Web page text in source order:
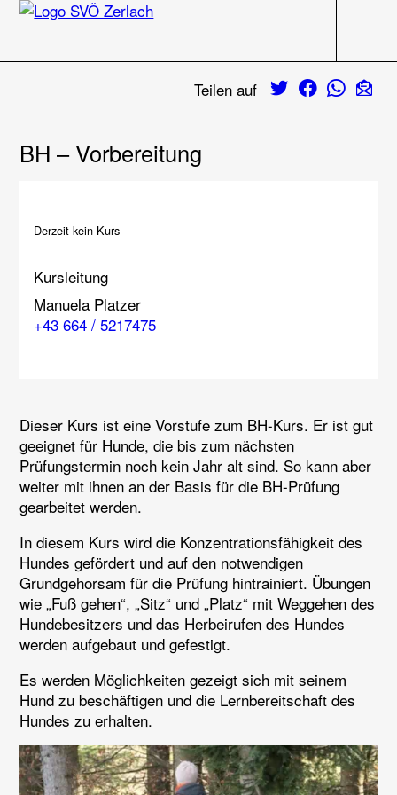
Teilen auf
TwitterFacebookE-
BH – Vorbereitung
Derzeit kein Kurs
Kursleitung
Manuela Platzer
+43 664 / 5217475
Dieser Kurs ist eine Vorstufe zum BH-Kurs. Er ist gut
geeignet für Hunde, die bis zum nächsten
Prüfungstermin noch kein Jahr alt sind. So kann aber
weiter mit ihnen an der Basis für die BH-Prüfung
gearbeitet werden.
In diesem Kurs wird die Konzentrationsfähigkeit des
Hundes gefördert und auf den notwendigen
Grundgehorsam für die Prüfung hintrainiert. Übungen
wie „Fuß gehen“, „Sitz“ und „Platz“ mit Weggehen des
Hundebesitzers und das Herbeirufen des Hundes
werden aufgebaut und gefestigt.
Es werden Möglichkeiten gezeigt sich mit seinem
Hund zu beschäftigen und die Lernbereitschaft des
Hundes zu erhalten.